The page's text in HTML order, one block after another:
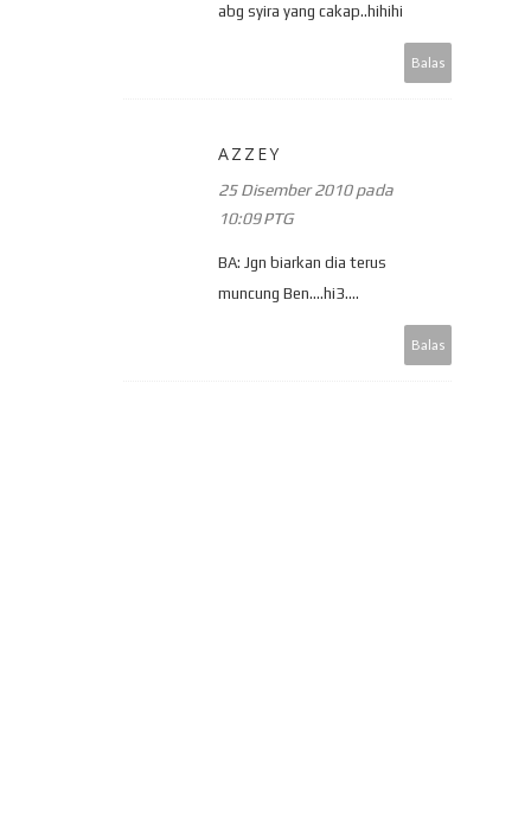
abg syira yang cakap..hihihi
Balas
AZZEY
25 Disember 2010 pada
10:09 PTG
BA: Jgn biarkan dia terus
muncung Ben....hi3....
Balas